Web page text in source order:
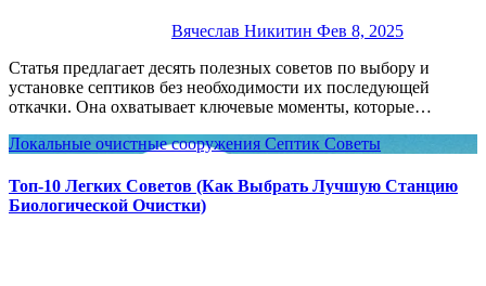
Вячеслав Никитин Фев 8, 2025
Статья предлагает десять полезных советов по выбору и
установке септиков без необходимости их последующей
откачки. Она охватывает ключевые моменты, которые…
Локальные очистные сооружения Септик Советы
Топ-10 Легких Советов (Как Выбрать Лучшую Станцию
Биологической Очистки)